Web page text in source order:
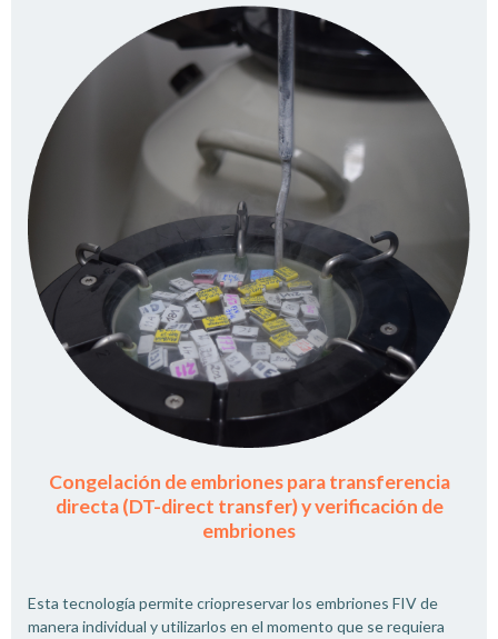
Congelación de embriones para transferencia
directa (DT-direct transfer) y verificación de
embriones
Esta tecnología permite criopreservar los embriones FIV de
manera individual y utilizarlos en el momento que se requiera